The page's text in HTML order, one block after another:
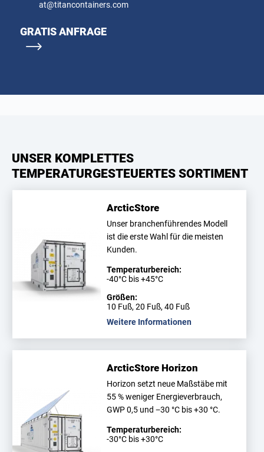
at@titancontainers.com
GRATIS ANFRAGE
UNSER KOMPLETTES
TEMPERATURGESTEUERTES SORTIMENT
ArcticStore
Unser branchenführendes Modell
ist die erste Wahl für die meisten
Kunden.
Temperaturbereich:
-40°C bis +45°C
Größen:
10 Fuß, 20 Fuß, 40 Fuß
Weitere Informationen
ArcticStore Horizon
Horizon setzt neue Maßstäbe mit
55 % weniger Energieverbrauch,
GWP 0,5 und −30 °C bis +30 °C.
Temperaturbereich:
-30°C bis +30°C